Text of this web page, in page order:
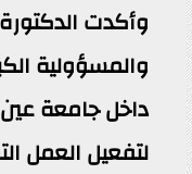
وأكدت
والمسؤولية
داخل جامعة
لتفعيل العمل